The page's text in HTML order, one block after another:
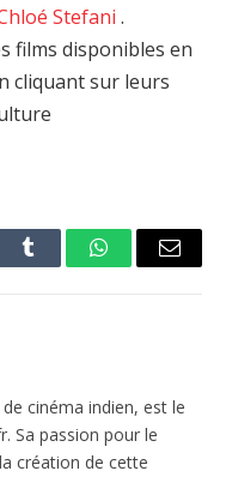
Stefani .
films disponibles en
cliquant sur leurs
Tumblr WhatsAppEmail
cinéma indien, est le
Sa passion pour le
création de cette